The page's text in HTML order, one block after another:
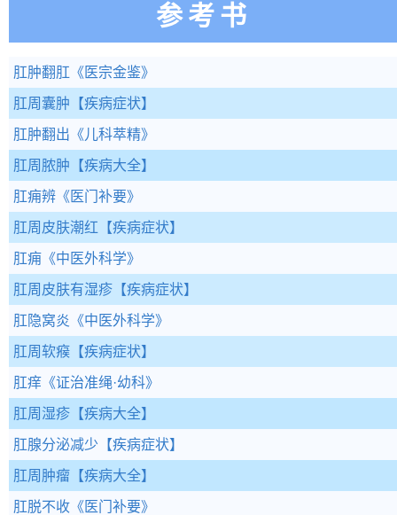
参考书
肛肿翻肛 《医宗金鉴》
肛周囊肿 【疾病症状】
肛肿翻出 《儿科萃精》
肛周脓肿 【疾病大全】
肛痈辨 《医门补要》
肛周皮肤潮红 【疾病症状】
肛痈 《中医外科学》
肛周皮肤有湿疹 【疾病症状】
肛隐窝炎 《中医外科学》
肛周软瘊 【疾病症状】
肛痒 《证治准绳·幼科》
肛周湿疹 【疾病大全】
肛腺分泌减少 【疾病症状】
肛周肿瘤 【疾病大全】
肛脱不收 《医门补要》